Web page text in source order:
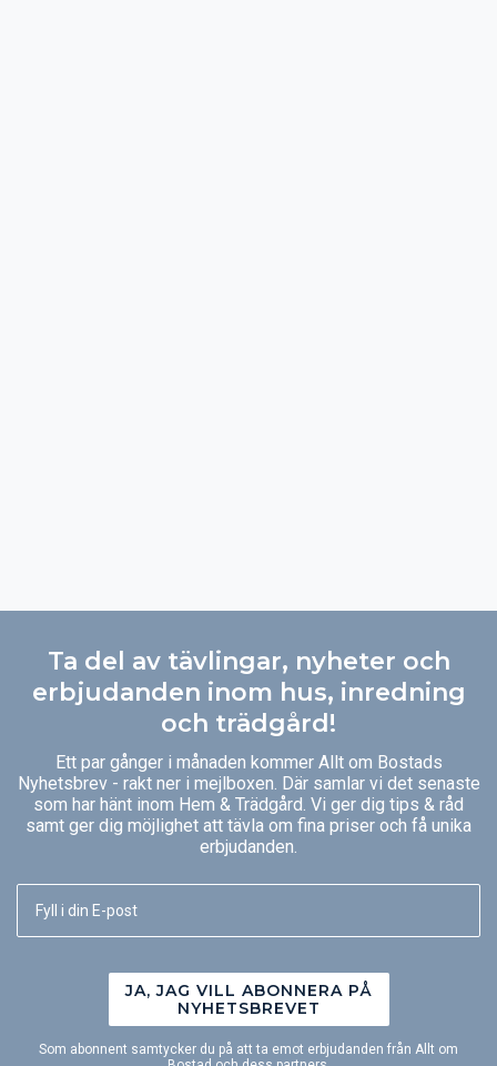
Ta del av tävlingar, nyheter och
erbjudanden inom hus, inredning
och trädgård!
Ett par gånger i månaden kommer Allt om Bostads
Nyhetsbrev - rakt ner i mejlboxen. Där samlar vi det senaste
som har hänt inom Hem & Trädgård. Vi ger dig tips & råd
samt ger dig möjlighet att tävla om fina priser och få unika
erbjudanden.
JA, JAG VILL ABONNERA PÅ
NYHETSBREVET
Som abonnent samtycker du på att ta emot erbjudanden från Allt om